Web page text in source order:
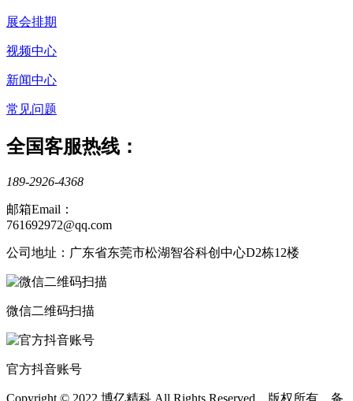
展会排期
视频中心
新闻中心
常见问题
全国客服热线：
189-2926-4368
邮箱Email：
761692972@qq.com
公司地址：广东省东莞市松湖智谷科创中心D2栋12楼
微信二维码扫描
官方抖音账号
Copyright © 2022 博亿精科 All Rights Reserved 版权所有 备